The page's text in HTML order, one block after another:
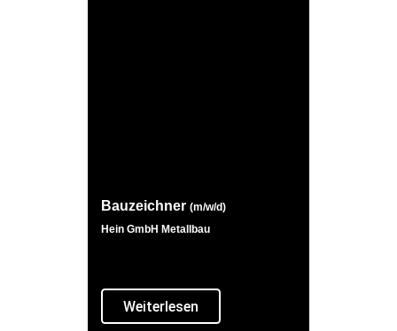
Bauzeichner (m/w/d)
Hein GmbH Metallbau
Weiterlesen